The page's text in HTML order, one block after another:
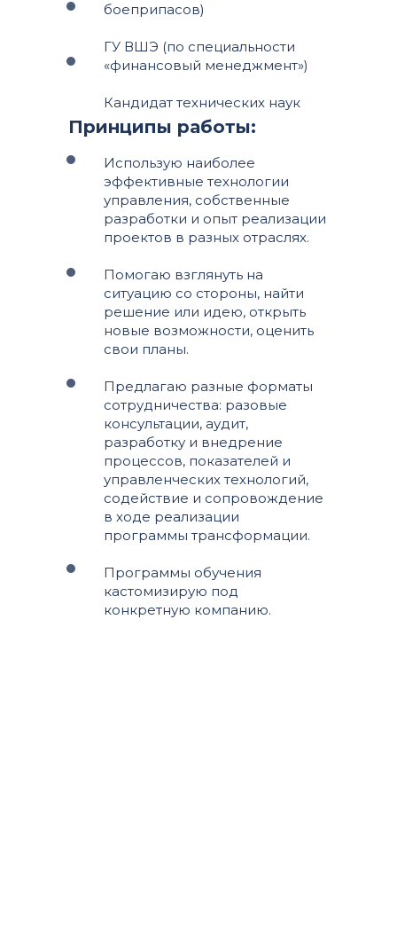
боеприпасов)
ГУ ВШЭ (по специальности
«финансовый менеджмент»)
Кандидат технических наук
Принципы работы:
Использую наиболее
эффективные технологии
управления, собственные
разработки и опыт реализации
проектов в разных отраслях.
Помогаю взглянуть на
ситуацию со стороны, найти
решение или идею, открыть
новые возможности, оценить
свои планы.
Предлагаю разные форматы
сотрудничества: разовые
консультации, аудит,
разработку и внедрение
процессов, показателей и
управленческих технологий,
содействие и сопровождение
в ходе реализации
программы трансформации.
Программы обучения
кастомизирую под
конкретную компанию.